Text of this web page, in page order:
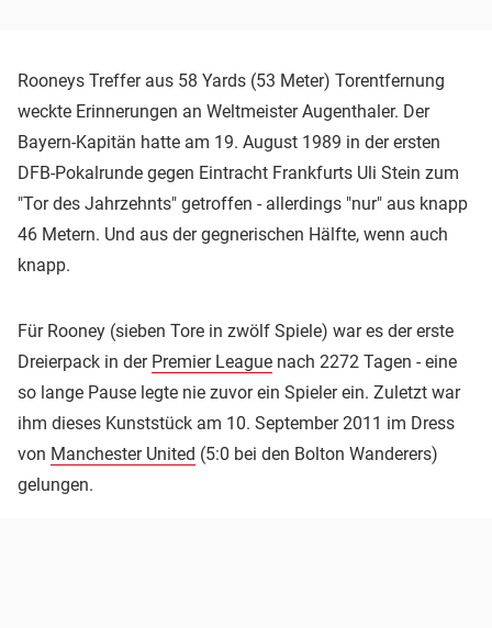
Rooneys Treffer aus 58 Yards (53 Meter) Torentfernung
weckte Erinnerungen an Weltmeister Augenthaler. Der
Bayern-Kapitän hatte am 19. August 1989 in der ersten
DFB-Pokalrunde gegen Eintracht Frankfurts Uli Stein zum
"Tor des Jahrzehnts" getroffen - allerdings "nur" aus knapp
46 Metern. Und aus der gegnerischen Hälfte, wenn auch
knapp.
Für Rooney (sieben Tore in zwölf Spiele) war es der erste
Dreierpack in der Premier League nach 2272 Tagen - eine
so lange Pause legte nie zuvor ein Spieler ein. Zuletzt war
ihm dieses Kunststück am 10. September 2011 im Dress
von Manchester United (5:0 bei den Bolton Wanderers)
gelungen.